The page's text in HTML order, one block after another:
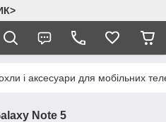
і аксесуари для мобільних
Note 5